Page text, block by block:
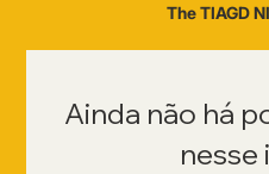
The TIAGD
Ainda não há
nesse